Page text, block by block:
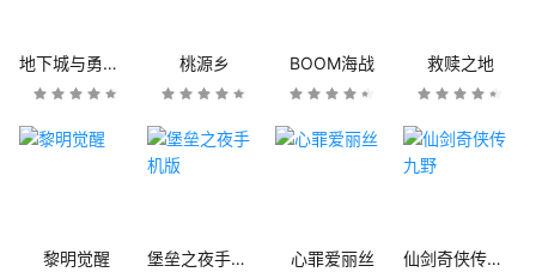
地下城与勇士M 桃源乡 BOOM海战 救赎之地
黎明觉醒 堡垒之夜手机版 心罪爱丽丝 仙剑奇侠传九野